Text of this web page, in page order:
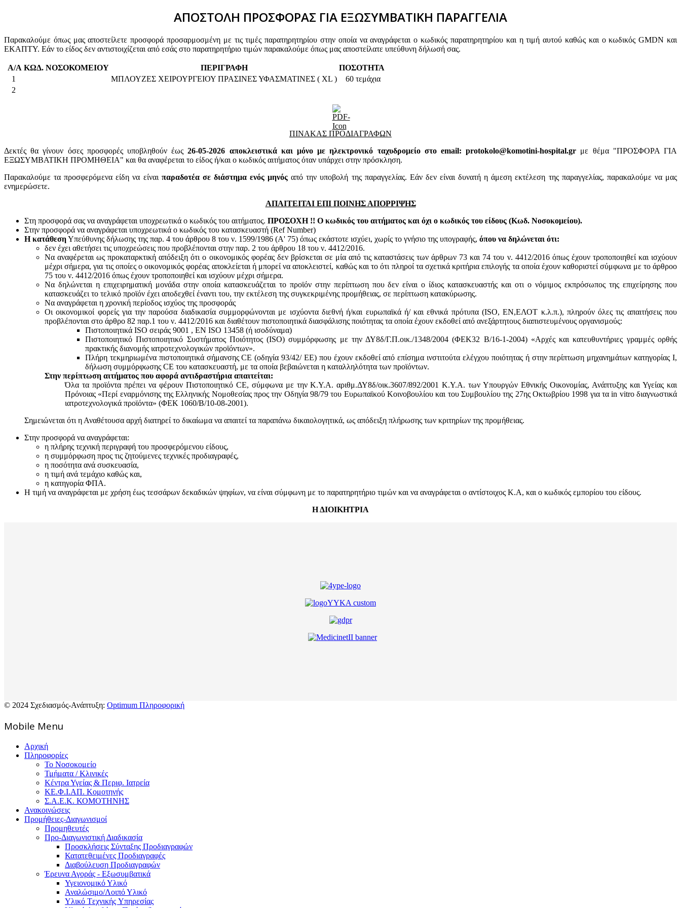
ΑΠΟΣΤΟΛΗ ΠΡΟΣΦΟΡΑΣ ΓΙΑ ΕΞΩΣΥΜΒΑΤΙΚΗ ΠΑΡΑΓΓΕΛΙΑ
Παρακαλούμε όπως μας αποστείλετε προσφορά προσαρμοσμένη με τις τιμές παρατηρητηρίου στην οποία να αναγράφεται ο κωδικός παρατηρητηρίου και η τιμή αυτού καθώς και ο κωδικός GMDN και
ΕΚΑΠΤΥ. Εάν το είδος δεν αντιστοιχίζεται από εσάς στο παρατηρητήριο τιμών παρακαλούμε όπως μας αποστείλατε υπεύθυνη δήλωσή σας.
Α/Α ΚΩΔ. ΝΟΣΟΚΟΜΕΙΟΥ ΠΕΡΙΓΡΑΦΗ
ΠΟΣΟΤΗΤΑ
1
ΜΠΛΟΥΖΕΣ ΧΕΙΡΟΥΡΓΕΙΟΥ ΠΡΑΣΙΝΕΣ ΥΦΑΣΜΑΤΙΝΕΣ ( XL )
60 τεμάχια
2
ΠΙΝΑΚΑΣ ΠΡΟΔΙΑΓΡΑΦΩΝ
Δεκτές θα γίνουν όσες προσφορές υποβληθούν έως26-05-2026 αποκλειστικά και μόνο με ηλεκτρονικό ταχυδρομείο στο email: protokolo@komotini-hospital.gr με θέμα "ΠΡΟΣΦΟΡΑ ΓΙΑ
ΕΞΩΣΥΜΒΑΤΙΚΗ ΠΡΟΜΗΘΕΙΑ" και θα αναφέρεται το είδος ή/και ο κωδικός αιτήματος όταν υπάρχει στην πρόσκληση.
Παρακαλούμε τα προσφερόμενα είδη να είναι παραδοτέα σε διάστημα ενός μηνός από την υποβολή της παραγγελίας. Εάν δεν είναι δυνατή η άμεση εκτέλεση της παραγγελίας, παρακαλούμε να μας
ενημερώσετε.
ΑΠΑΙΤΕΙΤΑΙ ΕΠΙ ΠΟΙΝΗΣ ΑΠΟΡΡΙΨΗΣ
Στη προσφορά σας να αναγράφεται υποχρεωτικά ο κωδικός του αιτήματος. ΠΡΟΣΟΧΗ !! Ο κωδικός του αιτήματος και όχι ο κωδικός του είδους (Κωδ. Νοσοκομείου).
Στην προσφορά να αναγράφεται υποχρεωτικά ο κωδικός του κατασκευαστή (Ref Number)
Η κατάθεσηΥπεύθυνης δήλωσης της παρ. 4 του άρθρου 8 του ν. 1599/1986 (Α' 75) όπως εκάστοτε ισχύει, χωρίς το γνήσιο της υπογραφής, όπου να δηλώνεται ότι:
δεν έχει αθετήσει τις υποχρεώσεις που προβλέπονται στην παρ. 2 του άρθρου 18 του ν. 4412/2016.
Να αναφέρεται ως προκαταρκτική απόδειξη ότι ο οικονομικός φορέας δεν βρίσκεται σε μία από τις καταστάσεις των άρθρων 73 και 74 του ν. 4412/2016 όπως έχουν τροποποιηθεί και ισχύουν
μέχρι σήμερα, για τις οποίες ο οικονομικός φορέας αποκλείεται ή μπορεί να αποκλειστεί, καθώς και το ότι πληροί τα σχετικά κριτήρια επιλογής τα οποία έχουν καθοριστεί σύμφωνα με τo άρθροo
75 του ν. 4412/2016 όπως έχουν τροποποιηθεί και ισχύουν μέχρι σήμερα.
Να δηλώνεται η επιχειρηματική μονάδα στην οποία κατασκευάζεται το προϊόν στην περίπτωση που δεν είναι ο ίδιος κατασκευαστής και oτι ο νόμιμος εκπρόσωπος της επιχείρησης που
κατασκευάζει το τελικό προϊόν έχει αποδεχθεί έναντι του, την εκτέλεση της συγκεκριμένης προμήθειας, σε περίπτωση κατακύρωσης.
Να αναγράφεται η χρονική περίοδος ισχύος της προσφοράς
Οι οικονομικοί φορείς για την παρούσα διαδικασία συμμορφώνονται με ισχύοντα διεθνή ή/και ευρωπαϊκά ή/ και εθνικά πρότυπα (ISO, ΕΝ,ΕΛΟΤ κ.λ.π.), πληρούν όλες τις απαιτήσεις που
προβλέπονται στο άρθρο 82 παρ.1 του ν. 4412/2016 και διαθέτουν πιστοποιητικά διασφάλισης ποιότητας τα οποία έχουν εκδοθεί από ανεξάρτητους διαπιστευμένους οργανισμούς:
Πιστοποιητικά ISO σειράς 9001 , ΕΝ ISO 13458 (ή ισοδύναμα)
Πιστοποιητικό Πιστοποιητικό Συστήματος Ποιότητος (ISO) συμμόρφωσης με την ΔΥ8δ/Γ.Π.οικ./1348/2004 (ΦΕΚ32 Β/16-1-2004) «Αρχές και κατευθυντήριες γραμμές ορθής
πρακτικής διανομής ιατροτεχνολογικών προϊόντων».
Πλήρη τεκμηριωμένα πιστοποιητικά σήμανσης CE (οδηγία 93/42/ ΕΕ) που έχουν εκδοθεί από επίσημα ινστιτούτα ελέγχου ποιότητας ή στην περίπτωση μηχανημάτων κατηγορίας Ι,
δήλωση συμμόρφωσης CE του κατασκευαστή, με τα οποία βεβαιώνεται η καταλληλότητα των προϊόντων.
Στην περίπτωση αιτήματος που αφορά αντιδραστήρια απαιτείται:
Όλα τα προϊόντα πρέπει να φέρουν Πιστοποιητικό CE, σύμφωνα με την Κ.Υ.Α. αριθμ.ΔΥ8δ/οικ.3607/892/2001 Κ.Υ.Α. των Υπουργών Εθνικής Οικονομίας, Ανάπτυξης και Υγείας και
Πρόνοιας «Περί εναρμόνισης της Ελληνικής Νομοθεσίας προς την Οδηγία 98/79 του Ευρωπαϊκού Κοινοβουλίου και του Συμβουλίου της 27ης Οκτωβρίου 1998 για τα in vitro διαγνωστικά
ιατροτεχνολογικά προϊόντα» (ΦΕΚ 1060/Β/10-08-2001).
Σημειώνεται ότι η Αναθέτουσα αρχή διατηρεί το δικαίωμα να απαιτεί τα παραπάνω δικαιολογητικά, ως απόδειξη πλήρωσης των κριτηρίων της προμήθειας.
Στην προσφορά να αναγράφεται:
η πλήρης τεχνική περιγραφή του προσφερόμενου είδους,
η συμμόρφωση προς τις ζητούμενες τεχνικές προδιαγραφές,
η ποσότητα ανά συσκευασία,
η τιμή ανά τεμάχιο καθώς και,
η κατηγορία ΦΠΑ.
Η τιμή να αναγράφεται με χρήση έως τεσσάρων δεκαδικών ψηφίων, να είναι σύμφωνη με το παρατηρητήριο τιμών και να αναγράφεται ο αντίστοιχος Κ.Α, και ο κωδικός εμπορίου του είδους.
Η ΔΙΟΙΚΗΤΡΙΑ
© 2024 Σχεδιασμός-Ανάπτυξη: Optimum Πληροφορική
Mοbile Menu
Αρχική
Πληροφορίες
Το Νοσοκομείο
Τμήματα / Κλινικές
Κέντρα Υγείας & Περιφ. Ιατρεία
ΚΕ.Φ.Ι.ΑΠ. Κομοτηνής
Σ.Α.Ε.Κ. ΚΟΜΟΤΗΝΗΣ
Ανακοινώσεις
Προμήθειες-Διαγωνισμοί
Προμηθευτές
Προ-Διαγωνιστική Διαδικασία
Προσκλήσεις Σύνταξης Προδιαγραφών
Κατατεθειμένες Προδιαγραφές
Διαβούλευση Προδιαγραφών
Έρευνα Αγοράς - Εξωσυμβατικά
Υγειονομικό Υλικό
Αναλώσιμο/Λοιπό Υλικό
Υλικό Tεχνικής Yπηρεσίας